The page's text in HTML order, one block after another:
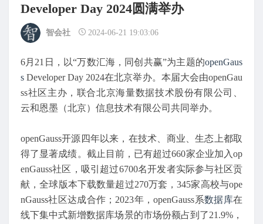
Developer Day 2024圆满举办
智会社 2024-06-21 19:03:06
6月21日，以“万数汇海，同创共赢”为主题的openGaus
s Developer Day 2024在北京举办。本届大会由openGau
ss社区主办，联合北京海量数据技术股份有限公司、
云和恩墨（北京）信息技术有限公司共同举办。
openGauss开源四年以来，在技术、商业、生态上都取
得了显著成绩。截止目前，已有超过660家企业加入op
enGauss社区，吸引超过6700名开发者实际参与社区贡
献，全球版本下载数量超过270万套，345家高校与ope
nGauss社区达成合作；2023年，openGauss系数据库在
线下集中式新增数据库场景的市场份额占到了21.9%，